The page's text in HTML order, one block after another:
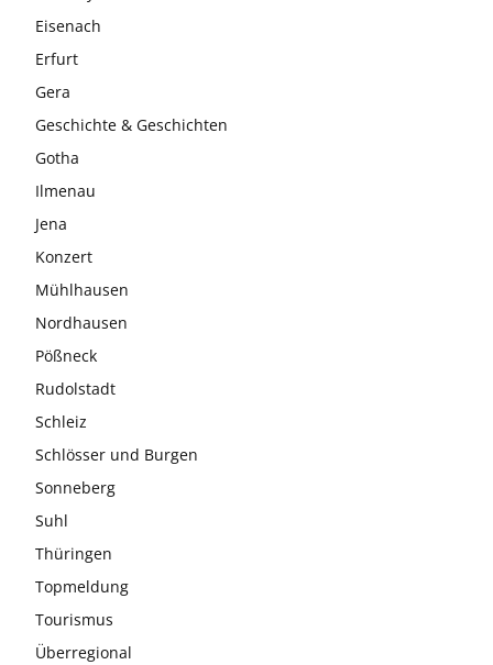
Eisenach
Erfurt
Gera
Geschichte & Geschichten
Gotha
Ilmenau
Jena
Konzert
Mühlhausen
Nordhausen
Pößneck
Rudolstadt
Schleiz
Schlösser und Burgen
Sonneberg
Suhl
Thüringen
Topmeldung
Tourismus
Überregional